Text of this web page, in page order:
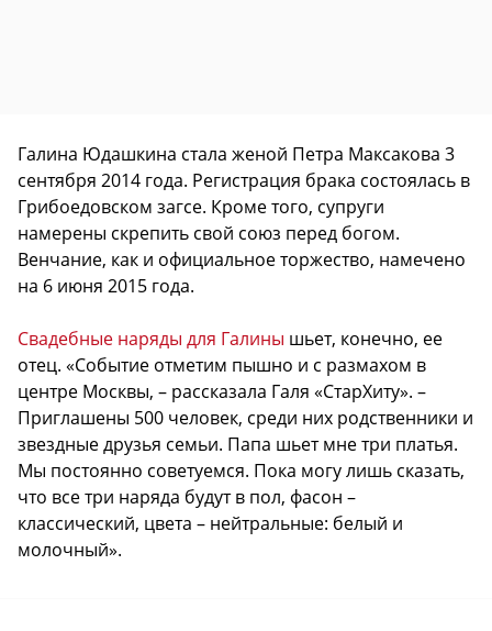
Галина Юдашкина стала женой Петра Максакова 3
сентября 2014 года. Регистрация брака состоялась в
Грибоедовском загсе. Кроме того, супруги
намерены скрепить свой союз перед богом.
Венчание, как и официальное торжество, намечено
на 6 июня 2015 года.
Свадебные наряды для Галины шьет, конечно, ее
отец. «Событие отметим пышно и с размахом в
центре Москвы, – рассказала Галя «СтарХиту». –
Приглашены 500 человек, среди них родственники и
звездные друзья семьи. Папа шьет мне три платья.
Мы постоянно советуемся. Пока могу лишь сказать,
что все три наряда будут в пол, фасон –
классический, цвета – нейтральные: белый и
молочный».